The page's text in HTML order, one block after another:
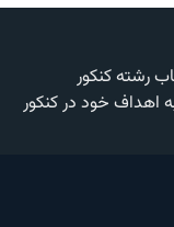
رشته کنکور
اهداف خود در کنکور